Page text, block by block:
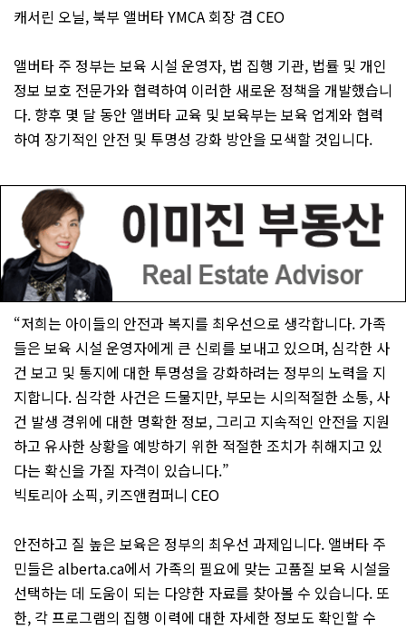
캐서린 오닐, 북부 앨버타 YMCA 회장 겸 CEO
앨버타 주 정부는 보육 시설 운영자, 법 집행 기관, 법률 및 개인
정보 보호 전문가와 협력하여 이러한 새로운 정책을 개발했습니
다. 향후 몇 달 동안 앨버타 교육 및 보육부는 보육 업계와 협력
하여 장기적인 안전 및 투명성 강화 방안을 모색할 것입니다.
“저희는 아이들의 안전과 복지를 최우선으로 생각합니다. 가족
들은 보육 시설 운영자에게 큰 신뢰를 보내고 있으며, 심각한 사
건 보고 및 통지에 대한 투명성을 강화하려는 정부의 노력을 지
지합니다. 심각한 사건은 드물지만, 부모는 시의적절한 소통, 사
건 발생 경위에 대한 명확한 정보, 그리고 지속적인 안전을 지원
하고 유사한 상황을 예방하기 위한 적절한 조치가 취해지고 있
다는 확신을 가질 자격이 있습니다.”
빅토리아 소픽, 키즈앤컴퍼니 CEO
안전하고 질 높은 보육은 정부의 최우선 과제입니다. 앨버타 주
민들은 alberta.ca에서 가족의 필요에 맞는 고품질 보육 시설을
선택하는 데 도움이 되는 다양한 자료를 찾아볼 수 있습니다. 또
한, 각 프로그램의 집행 이력에 대한 자세한 정보도 확인할 수